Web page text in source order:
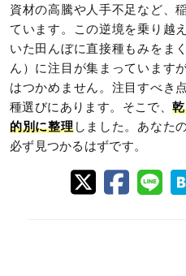
資材の高騰や人手不足など、
ています。この逆境を乗り越
いた田んぼに直接種もみをま
ん）に注目が集まっています
はつかめません。注目すべき
種選びにあります。そこで、
的別に整理しました。あなた
必ず見つかるはずです。